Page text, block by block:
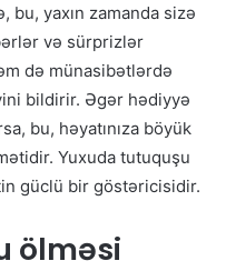
yaxın zamanda sizə
və sürprizlər
də münasibətlərdə
bildirir. Əgər hədiyyə
bu, həyatınıza böyük
Yuxuda tutuquşu
güclü bir göstəricisidir.
ölməsi